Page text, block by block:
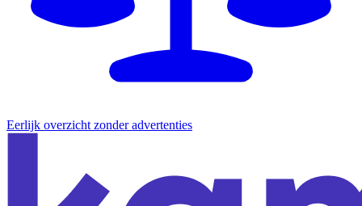
Eerlijk overzicht zonder advertenties